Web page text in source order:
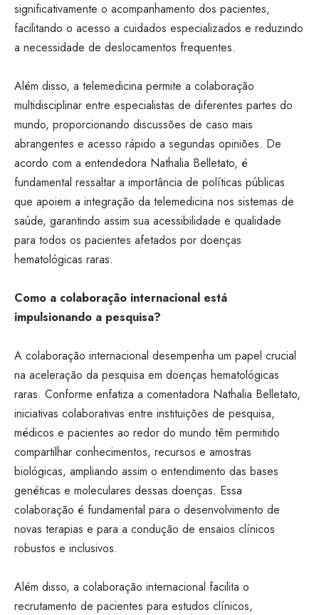
significativamente o acompanhamento dos pacientes,
facilitando o acesso a cuidados especializados e reduzindo
a necessidade de deslocamentos frequentes.
Além disso, a telemedicina permite a colaboração
multidisciplinar entre especialistas de diferentes partes do
mundo, proporcionando discussões de caso mais
abrangentes e acesso rápido a segundas opiniões. De
acordo com a entendedora Nathalia Belletato, é
fundamental ressaltar a importância de políticas públicas
que apoiem a integração da telemedicina nos sistemas de
saúde, garantindo assim sua acessibilidade e qualidade
para todos os pacientes afetados por doenças
hematológicas raras.
Como a colaboração internacional está
impulsionando a pesquisa?
A colaboração internacional desempenha um papel crucial
na aceleração da pesquisa em doenças hematológicas
raras. Conforme enfatiza a comentadora Nathalia Belletato,
iniciativas colaborativas entre instituições de pesquisa,
médicos e pacientes ao redor do mundo têm permitido
compartilhar conhecimentos, recursos e amostras
biológicas, ampliando assim o entendimento das bases
genéticas e moleculares dessas doenças. Essa
colaboração é fundamental para o desenvolvimento de
novas terapias e para a condução de ensaios clínicos
robustos e inclusivos.
Além disso, a colaboração internacional facilita o
recrutamento de pacientes para estudos clínicos,